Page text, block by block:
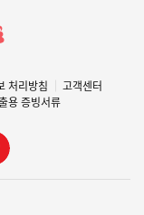
처리방침
고객센터
용 증빙서류